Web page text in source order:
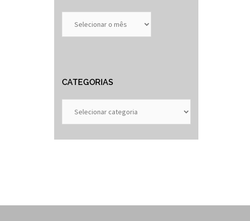
Anteriores
CATEGORIAS